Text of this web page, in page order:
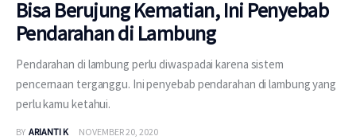
Bisa Berujung Kematian, Ini Penyebab
Pendarahan di Lambung
Pendarahan di lambung perlu diwaspadai karena sistem
pencernaan terganggu. Ini penyebab pendarahan di lambung yang
perlu kamu ketahui.
BY ARIANTI K NOVEMBER 20, 2020